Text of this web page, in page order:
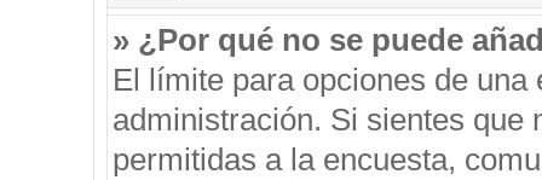
» ¿Por qué no se puede
El límite para opciones de una
administración. Si sientes que
permitidas a la encuesta,